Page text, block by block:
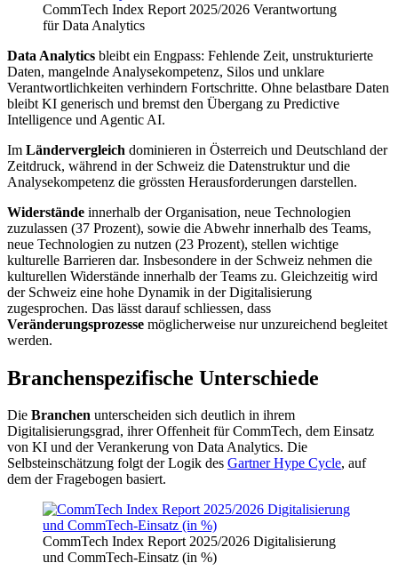
CommTech Index Report 2025/2026 Verantwortung
für Data Analytics
Data Analytics bleibt ein Engpass: Fehlende Zeit, unstrukturierte
Daten, mangelnde Analysekompetenz, Silos und unklare
Verantwortlichkeiten verhindern Fortschritte. Ohne belastbare Daten
bleibt KI generisch und bremst den Übergang zu Predictive
Intelligence und Agentic AI.
Im Ländervergleich dominieren in Österreich und Deutschland der
Zeitdruck, während in der Schweiz die Datenstruktur und die
Analysekompetenz die grössten Herausforderungen darstellen.
Widerstände innerhalb der Organisation, neue Technologien
zuzulassen (37 Prozent), sowie die Abwehr innerhalb des Teams,
neue Technologien zu nutzen (23 Prozent), stellen wichtige
kulturelle Barrieren dar. Insbesondere in der Schweiz nehmen die
kulturellen Widerstände innerhalb der Teams zu. Gleichzeitig wird
der Schweiz eine hohe Dynamik in der Digitalisierung
zugesprochen. Das lässt darauf schliessen, dass
Veränderungsprozesse möglicherweise nur unzureichend begleitet
werden.
Branchenspezifische Unterschiede
Die Branchen unterscheiden sich deutlich in ihrem
Digitalisierungsgrad, ihrer Offenheit für CommTech, dem Einsatz
von KI und der Verankerung von Data Analytics. Die
Selbsteinschätzung folgt der Logik des Gartner Hype Cycle, auf
dem der Fragebogen basiert.
CommTech Index Report 2025/2026 Digitalisierung
und CommTech-Einsatz (in %)